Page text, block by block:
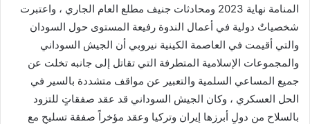
المنامة نهاية 2023 ومحادثات جنيف مطلع العام الجاري ، واعتبرت
شخصياتٌ دولية في أعمال الندوة رفيعة المستوى حول السودان
والتي أقيمت في العاصمة الكينية نيروبي أن الجيش السوداني
والمجموعات الإسلامية المتطرفة التي تقاتل إلى جانبه تخلت عن
جميع المساعي السلمية والتعبير عن مواقف متشددة بالسير في
الحل العسكري ، وكان الجيش السوداني قد عقد صفقاتٍ للتزود
بالسلاح من دولٍ أبرزها إيران وتركيا وعقد مؤخراً صفقة تسليحٍ مع